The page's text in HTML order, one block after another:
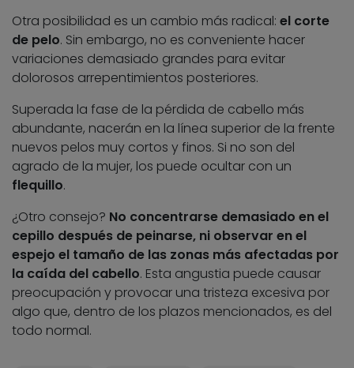
Otra posibilidad es un cambio más radical: el corte
de pelo. Sin embargo, no es conveniente hacer
variaciones demasiado grandes para evitar
dolorosos arrepentimientos posteriores.
Superada la fase de la pérdida de cabello más
abundante, nacerán en la línea superior de la frente
nuevos pelos muy cortos y finos. Si no son del
agrado de la mujer, los puede ocultar con un
flequillo.
¿Otro consejo? No concentrarse demasiado en el
cepillo después de peinarse, ni observar en el
espejo el tamaño de las zonas más afectadas por
la caída del cabello. Esta angustia puede causar
preocupación y provocar una tristeza excesiva por
algo que, dentro de los plazos mencionados, es del
todo normal.